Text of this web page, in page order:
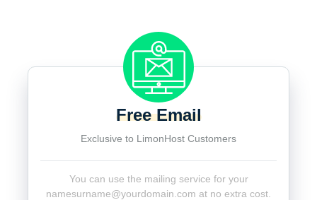
Free Email
Exclusive to LimonHost Customers
You can use the mailing service for your
namesurname@yourdomain.com at no extra cost.